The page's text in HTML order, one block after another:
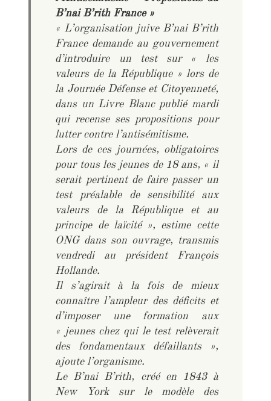
B’nai B’rith France »
« L’organisation juive B’nai B’rith
France demande au gouvernement
d’introduire un test sur « les
valeurs de la République » lors de
la Journée Défense et Citoyenneté,
dans un Livre Blanc publié mardi
qui recense ses propositions pour
lutter contre l’antisémitisme.
Lors de ces journées, obligatoires
pour tous les jeunes de 18 ans, « il
serait pertinent de faire passer un
test préalable de sensibilité aux
valeurs de la République et au
principe de laïcité », estime cette
ONG dans son ouvrage, transmis
vendredi au président François
Hollande.
Il s’agirait à la fois de mieux
connaître l’ampleur des déficits et
d’imposer une formation aux
« jeunes chez qui le test relèverait
des fondamentaux défaillants »,
ajoute l’organisme.
Le B’nai B’rith, créé en 1843 à
New York sur le modèle des